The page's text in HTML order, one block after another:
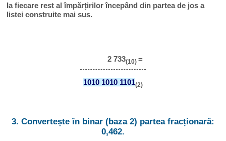
Ia fiecare rest al împărțirilor începând din partea de jos a
listei construite mai sus.
2 733(10) =
1010 1010 1101(2)
3. Convertește în binar (baza 2) partea fracționară:
0,462.